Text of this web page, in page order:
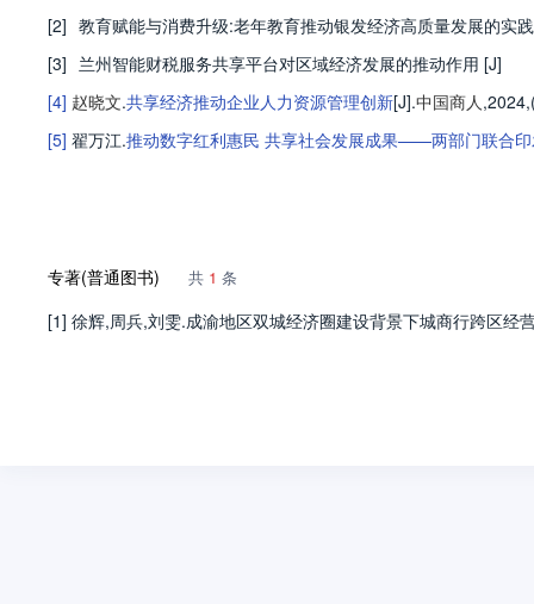
[2] 教育赋能与消费升级:老年教育推动银发经济高质量发展的实
[3] 兰州智能财税服务共享平台对区域经济发展的推动作用 [J]
[4] 赵晓文.共享经济推动企业人力资源管理创新[J].中国商人
[5] 翟万江.推动数字红利惠民 共享社会发展成果——两部门联合
专著(普通图书) 共 1 条
[1] 徐辉,周兵,刘雯.成渝地区双城经济圈建设背景下城商行跨区经